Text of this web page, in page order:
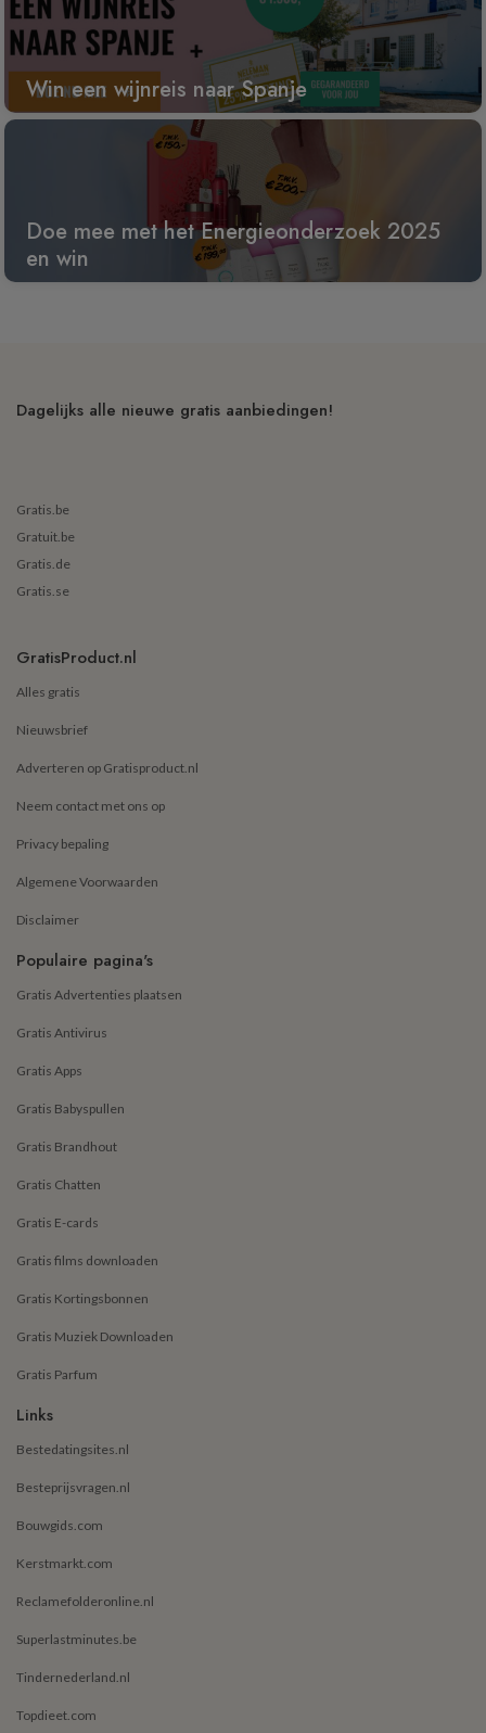
Win een wijnreis naar Spanje
Doe mee met het Energieonderzoek 2025
en win
Dagelijks alle nieuwe gratis aanbiedingen!
Gratis.be
Gratuit.be
Gratis.de
Gratis.se
GratisProduct.nl
Alles gratis
Nieuwsbrief
Adverteren op Gratisproduct.nl
Neem contact met ons op
Privacy bepaling
Algemene Voorwaarden
Disclaimer
Populaire pagina's
Gratis Advertenties plaatsen
Gratis Antivirus
Gratis Apps
Gratis Babyspullen
Gratis Brandhout
Gratis Chatten
Gratis E-cards
Gratis films downloaden
Gratis Kortingsbonnen
Gratis Muziek Downloaden
Gratis Parfum
Links
Bestedatingsites.nl
Besteprijsvragen.nl
Bouwgids.com
Kerstmarkt.com
Reclamefolderonline.nl
Superlastminutes.be
Tindernederland.nl
Topdieet.com